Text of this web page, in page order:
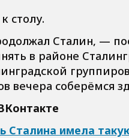
столу.
Сталин, —
в районе
вечера соберёмся
Сталина имела